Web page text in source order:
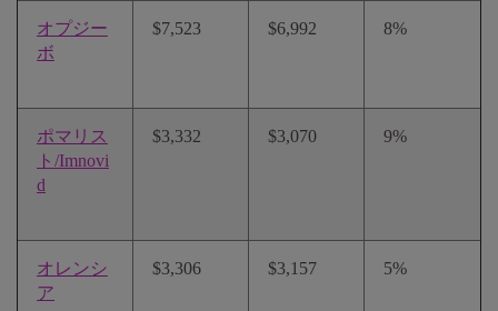
オプジー
ボ
$7,523 $6,992 8%
ポマリス
ト/Imnovi
d
$3,332 $3,070 9%
オレンシ
ア
$3,306 $3,157 5%